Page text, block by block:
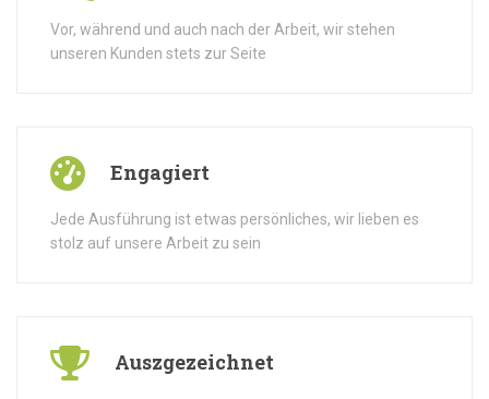
Vor, während und auch nach der Arbeit, wir stehen
unseren Kunden stets zur Seite
Engagiert
Jede Ausführung ist etwas persönliches, wir lieben es
stolz auf unsere Arbeit zu sein
Auszgezeichnet